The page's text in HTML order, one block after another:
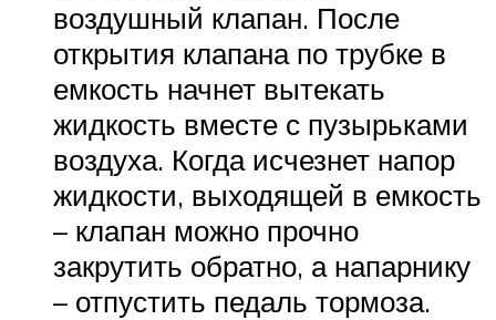
воздушный клапан. После
открытия клапана по трубке в
емкость начнет вытекать
жидкость вместе с пузырьками
воздуха. Когда исчезнет напор
жидкости, выходящей в емкость
– клапан можно прочно
закрутить обратно, а напарнику
– отпустить педаль тормоза.